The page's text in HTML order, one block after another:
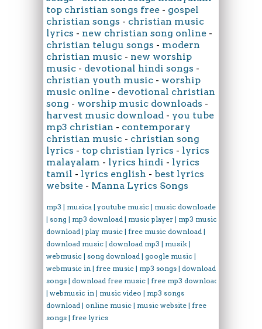
top christian songs free - gospel
christian songs - christian music
lyrics - new christian song online -
christian telugu songs - modern
christian music - new worship
music - devotional hindi songs -
christian youth music - worship
music online - devotional christian
song - worship music downloads -
harvest music download - you tube
mp3 christian - contemporary
christian music - christian song
lyrics - top christian lyrics - lyrics
malayalam - lyrics hindi - lyrics
tamil - lyrics english - best lyrics
website - Manna Lyrics Songs
mp3 | musica | youtube music | music downloader
| song | mp3 download | music player | mp3 music
download | play music | free music download |
download music | download mp3 | musik |
webmusic | song download | google music |
webmusic in | free music | mp3 songs | download
songs | download free music | free mp3 download
| webmusic in | music video | mp3 songs
download | online music | music website | free
songs | free lyrics